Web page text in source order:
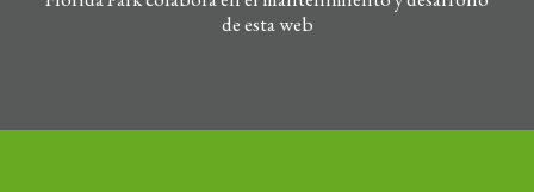
de esta web